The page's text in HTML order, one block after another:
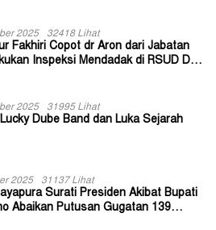
2025 32418 Lihat
Fakhiri Copot dr Aron dari Jabatan
Inspeksi Mendadak di RSUD Dok
2025 31995 Lihat
Dube Band dan Luka Sejarah
2025 31137 Lihat
Surati Presiden Akibat Bupati
Abaikan Putusan Gugatan 139